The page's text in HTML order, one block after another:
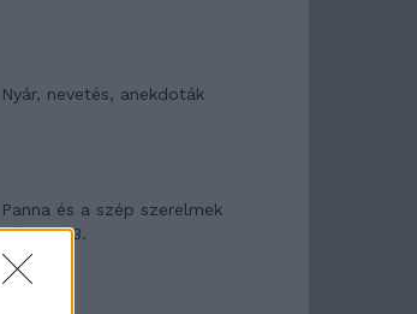
Nyár, nevetés, anekdoták
Panna és a szép szerelmek
mítosza 3.